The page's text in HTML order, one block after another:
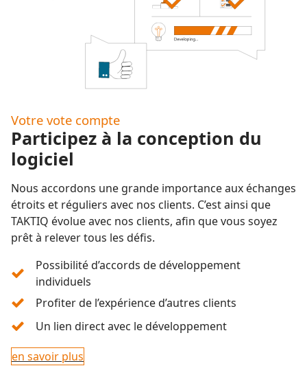
Votre vote compte
Participez à la conception du
logiciel
Nous accordons une grande importance aux échanges
étroits et réguliers avec nos clients. C’est ainsi que
TAKTIQ évolue avec nos clients, afin que vous soyez
prêt à relever tous les défis.
Possibilité d’accords de développement
individuels
Profiter de l’expérience d’autres clients
Un lien direct avec le développement
en savoir plus